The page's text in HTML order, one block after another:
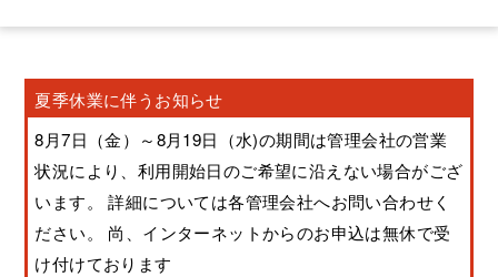
夏季休業に伴うお知らせ
8月7日（金）～8月19日（水)の期間は管理会社の営業
状況により、利用開始日のご希望に沿えない場合がござ
います。 詳細については各管理会社へお問い合わせく
ださい。 尚、インターネットからのお申込は無休で受
け付けております